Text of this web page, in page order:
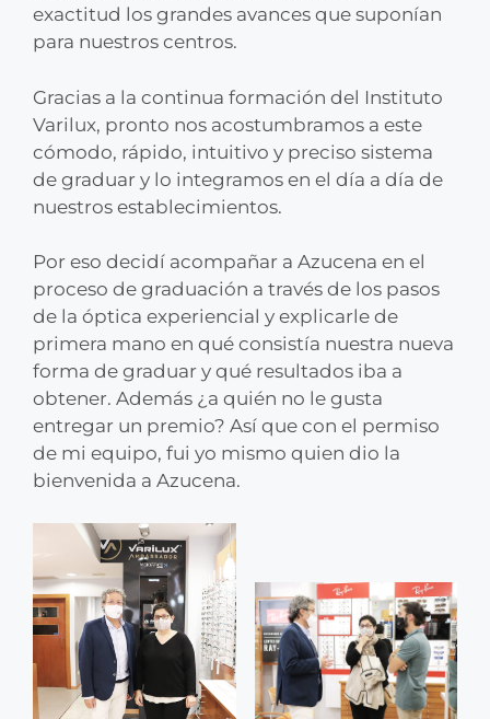
exactitud los grandes avances que suponían
para nuestros centros.
Gracias a la continua formación del Instituto
Varilux, pronto nos acostumbramos a este
cómodo, rápido, intuitivo y preciso sistema
de graduar y lo integramos en el día a día de
nuestros establecimientos.
Por eso decidí acompañar a Azucena en el
proceso de graduación a través de los pasos
de la óptica experiencial y explicarle de
primera mano en qué consistía nuestra nueva
forma de graduar y qué resultados iba a
obtener. Además ¿a quién no le gusta
entregar un premio? Así que con el permiso
de mi equipo, fui yo mismo quien dio la
bienvenida a Azucena.